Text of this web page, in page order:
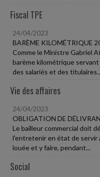
Fiscal TPE
24/04/2023
BARÈME KILOMÉTRIQUE
Comme le Ministre Gabriel
barème kilométrique
des salariés et des
Vie des affaires
24/04/2023
OBLIGATION DE
Le bailleur commercial doit
l'entretenir en état de servir
louée et y faire, pendant...
Social